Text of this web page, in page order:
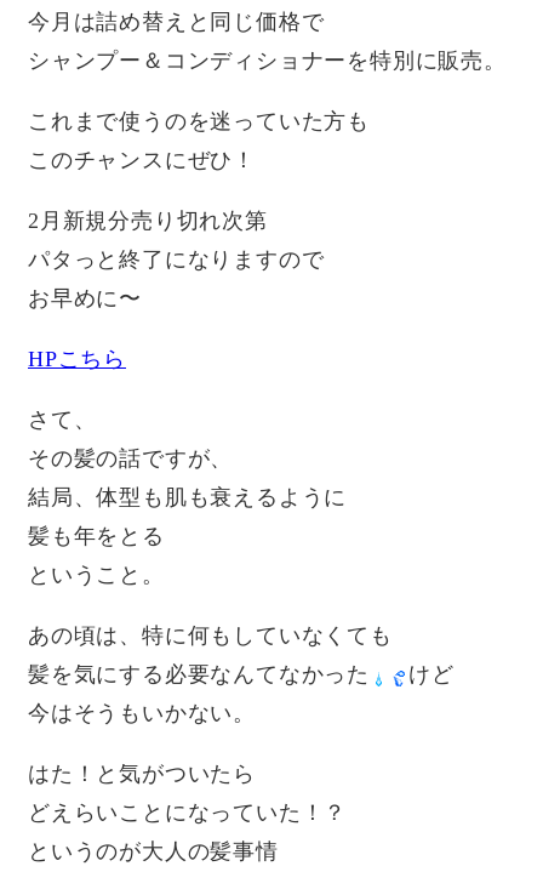
今月は詰め替えと同じ価格で
シャンプー＆コンディショナーを特別に販売。
これまで使うのを迷っていた方も
このチャンスにぜひ！
2月新規分売り切れ次第
パタっと終了になりますので
お早めに〜
HPこちら
さて、
その髪の話ですが、
結局、体型も肌も衰えるように
髪も年をとる
ということ。
あの頃は、特に何もしていなくても
髪を気にする必要なんてなかった
けど
今はそうもいかない。
はた！と気がついたら
どえらいことになっていた！？
というのが大人の髪事情